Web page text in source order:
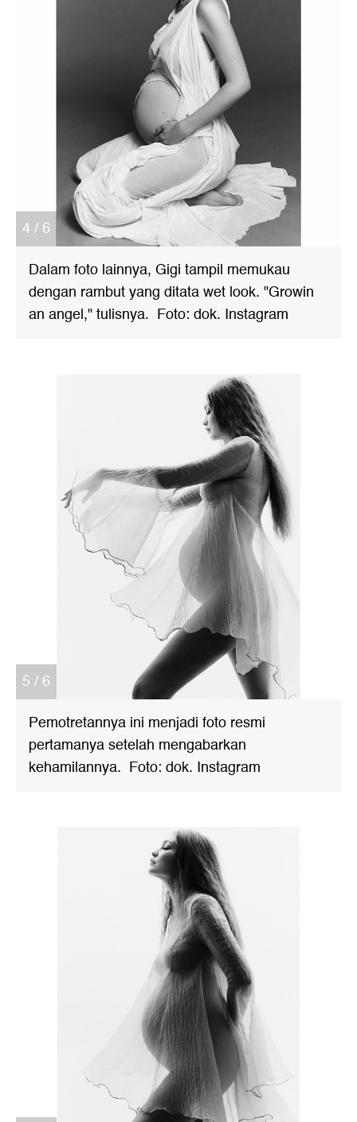
4 / 6
Dalam foto lainnya, Gigi tampil memukau
dengan rambut yang ditata wet look. "Growin
an angel," tulisnya. Foto: dok. Instagram
5 / 6
Pemotretannya ini menjadi foto resmi
pertamanya setelah mengabarkan
kehamilannya. Foto: dok. Instagram